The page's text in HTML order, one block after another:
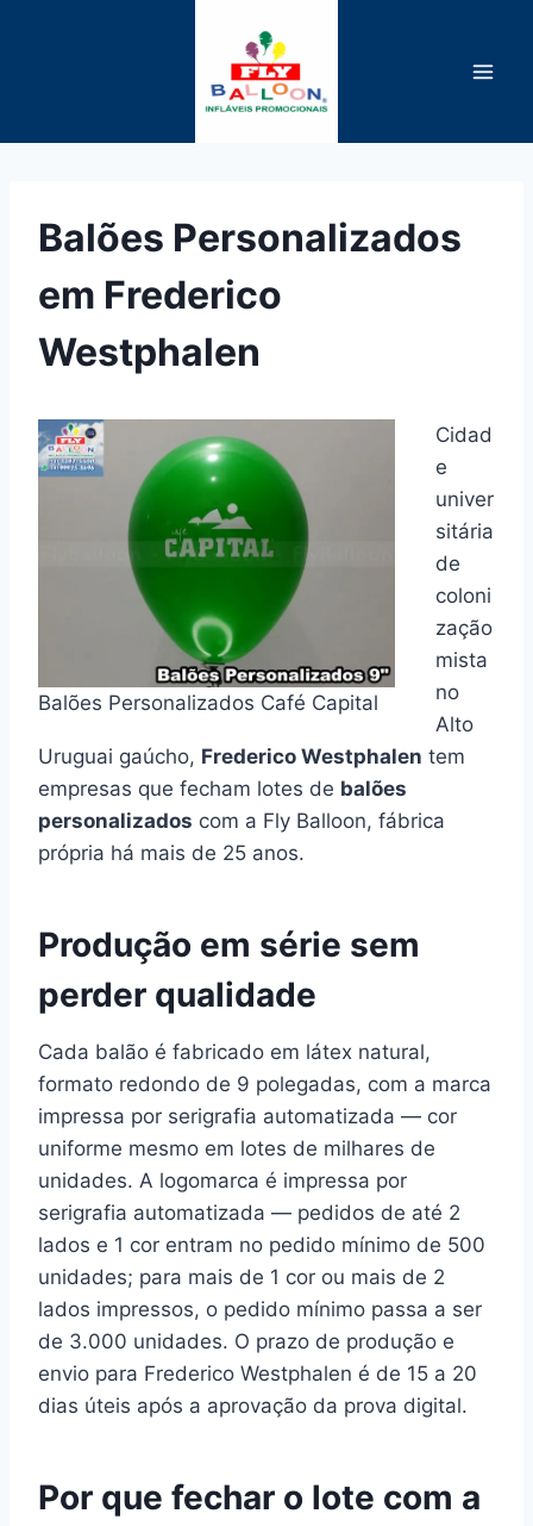
Balões Personalizados
em Frederico
Westphalen
Balões Personalizados Café Capital
Cidad
e
univer
sitária
de
coloni
zação
mista
no
Alto
Uruguai gaúcho, Frederico Westphalen tem
empresas que fecham lotes de balões
personalizados com a Fly Balloon, fábrica
própria há mais de 25 anos.
Produção em série sem
perder qualidade
Cada balão é fabricado em látex natural,
formato redondo de 9 polegadas, com a marca
impressa por serigrafia automatizada — cor
uniforme mesmo em lotes de milhares de
unidades. A logomarca é impressa por
serigrafia automatizada — pedidos de até 2
lados e 1 cor entram no pedido mínimo de 500
unidades; para mais de 1 cor ou mais de 2
lados impressos, o pedido mínimo passa a ser
de 3.000 unidades. O prazo de produção e
envio para Frederico Westphalen é de 15 a 20
dias úteis após a aprovação da prova digital.
Por que fechar o lote com a